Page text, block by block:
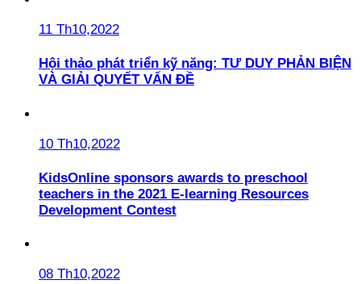
11 Th10,2022
Hội thảo phát triển kỹ năng: TƯ DUY PHẢN BIỆN
VÀ GIẢI QUYẾT VẤN ĐỀ
10 Th10,2022
KidsOnline sponsors awards to preschool
teachers in the 2021 E-learning Resources
Development Contest
08 Th10,2022